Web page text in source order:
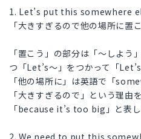
1. Let’s put this somewhere
「大きすぎるので他の場所に置こ
「置こう」の部分は「〜しよう
つ「Let’s〜」をつかって「
「他の場所に」は英語で「
「大きすぎるので」という理
「because it’s too big」と表し